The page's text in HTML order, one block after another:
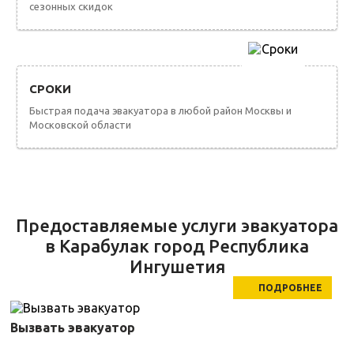
сезонных скидок
СРОКИ
Быстрая подача эвакуатора в любой район Москвы и
Московской области
Предоставляемые услуги эвакуатора
в Карабулак город Республика
Ингушетия
ПОДРОБНЕЕ
Вызвать эвакуатор